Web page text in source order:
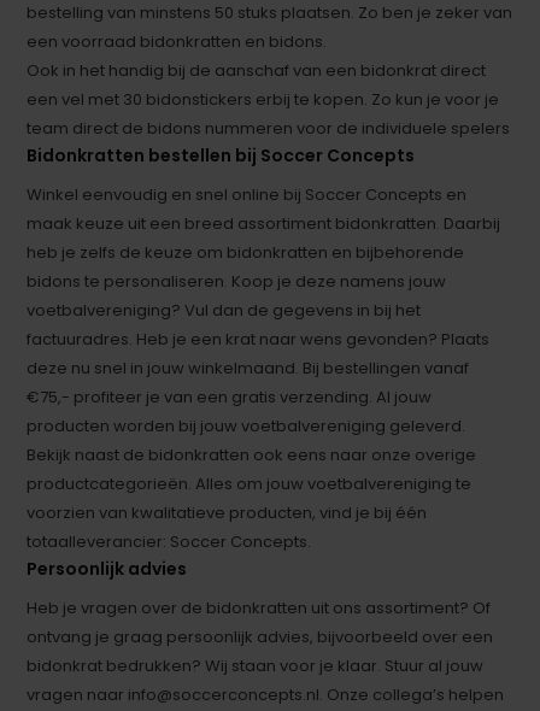
bestelling van minstens 50 stuks plaatsen. Zo ben je zeker van
een voorraad bidonkratten en bidons.
Ook in het handig bij de aanschaf van een bidonkrat direct
een vel met 30 bidonstickers erbij te kopen. Zo kun je voor je
team direct de bidons nummeren voor de individuele spelers
Bidonkratten bestellen bij Soccer Concepts
Winkel eenvoudig en snel online bij Soccer Concepts en
maak keuze uit een breed assortiment bidonkratten. Daarbij
heb je zelfs de keuze om bidonkratten en bijbehorende
bidons te personaliseren. Koop je deze namens jouw
voetbalvereniging? Vul dan de gegevens in bij het
factuuradres. Heb je een krat naar wens gevonden? Plaats
deze nu snel in jouw winkelmaand. Bij bestellingen vanaf
€75,- profiteer je van een gratis verzending. Al jouw
producten worden bij jouw voetbalvereniging geleverd.
Bekijk naast de bidonkratten ook eens naar onze overige
productcategorieën. Alles om jouw voetbalvereniging te
voorzien van kwalitatieve producten, vind je bij één
totaalleverancier: Soccer Concepts.
Persoonlijk advies
Heb je vragen over de bidonkratten uit ons assortiment? Of
ontvang je graag persoonlijk advies, bijvoorbeeld over een
bidonkrat bedrukken? Wij staan voor je klaar. Stuur al jouw
vragen naar info@soccerconcepts.nl. Onze collega’s helpen